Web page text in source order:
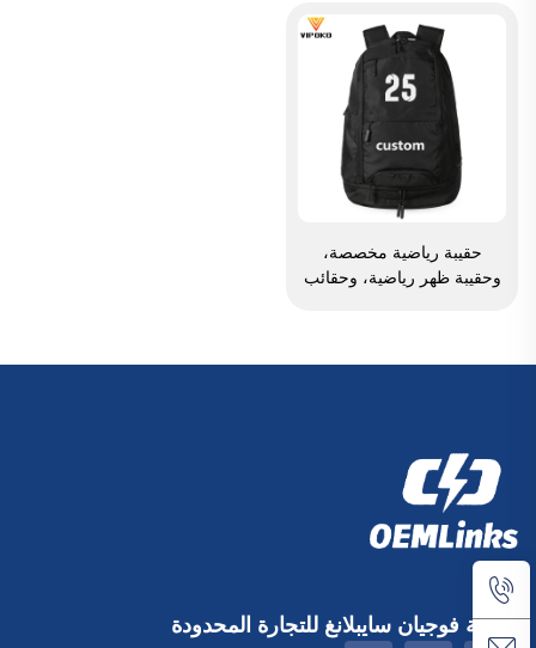
حقيبة رياضية مخصصة،
وحقيبة ظهر رياضية، وحقائب
شركة فوجيان سايبلانغ للتجارة المحدودة